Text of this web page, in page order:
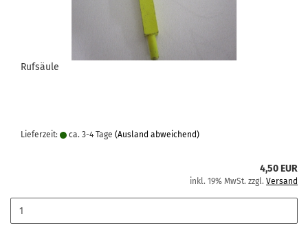
Rufsäule
Lieferzeit: ca. 3-4 Tage (Ausland abweichend)
4,50 EUR
inkl. 19% MwSt. zzgl. Versand